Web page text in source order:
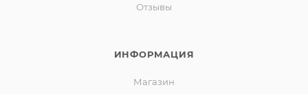
Отзывы
ИНФОРМАЦИЯ
Магазин